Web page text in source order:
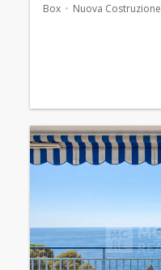
Box Nuova Costruzione